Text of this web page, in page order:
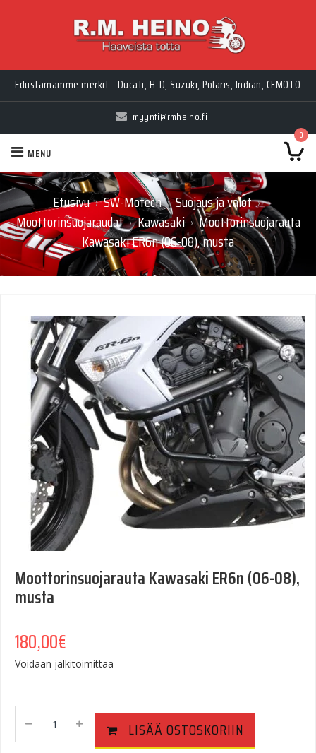
Edustamamme merkit - Ducati, H-D, Suzuki, Polaris, Indian, CFMOTO
myynti@rmheino.fi
0
MENU
Etusivu › SW-Motech › Suojaus ja valot ›
Moottorinsuojaraudat › Kawasaki › Moottorinsuojarauta
Kawasaki ER6n (06-08), musta
Moottorinsuojarauta Kawasaki ER6n (06-08),
musta
180,00€
Voidaan jälkitoimittaa
Moottorinsuojarauta
LISÄÄ OSTOSKORIIN